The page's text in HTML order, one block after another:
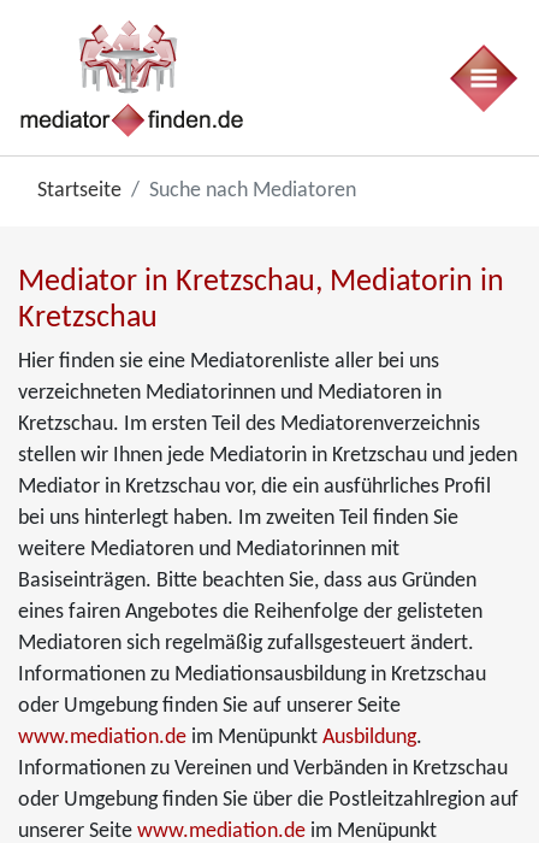
Startseite Suche nach Mediatoren
Mediator in Kretzschau, Mediatorin in
Kretzschau
Hier finden sie eine Mediatorenliste aller bei uns
verzeichneten Mediatorinnen und Mediatoren in
Kretzschau. Im ersten Teil des Mediatorenverzeichnis
stellen wir Ihnen jede Mediatorin in Kretzschau und jeden
Mediator in Kretzschau vor, die ein ausführliches Profil
bei uns hinterlegt haben. Im zweiten Teil finden Sie
weitere Mediatoren und Mediatorinnen mit
Basiseinträgen. Bitte beachten Sie, dass aus Gründen
eines fairen Angebotes die Reihenfolge der gelisteten
Mediatoren sich regelmäßig zufallsgesteuert ändert.
Informationen zu Mediationsausbildung in Kretzschau
oder Umgebung finden Sie auf unserer Seite
www.mediation.de im Menüpunkt Ausbildung.
Informationen zu Vereinen und Verbänden in Kretzschau
oder Umgebung finden Sie über die Postleitzahlregion auf
unserer Seite www.mediation.de im Menüpunkt